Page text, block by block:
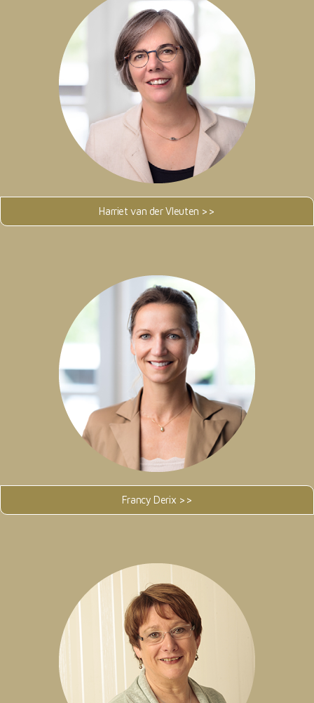
Harriet van der Vleuten >>
Francy Derix >>